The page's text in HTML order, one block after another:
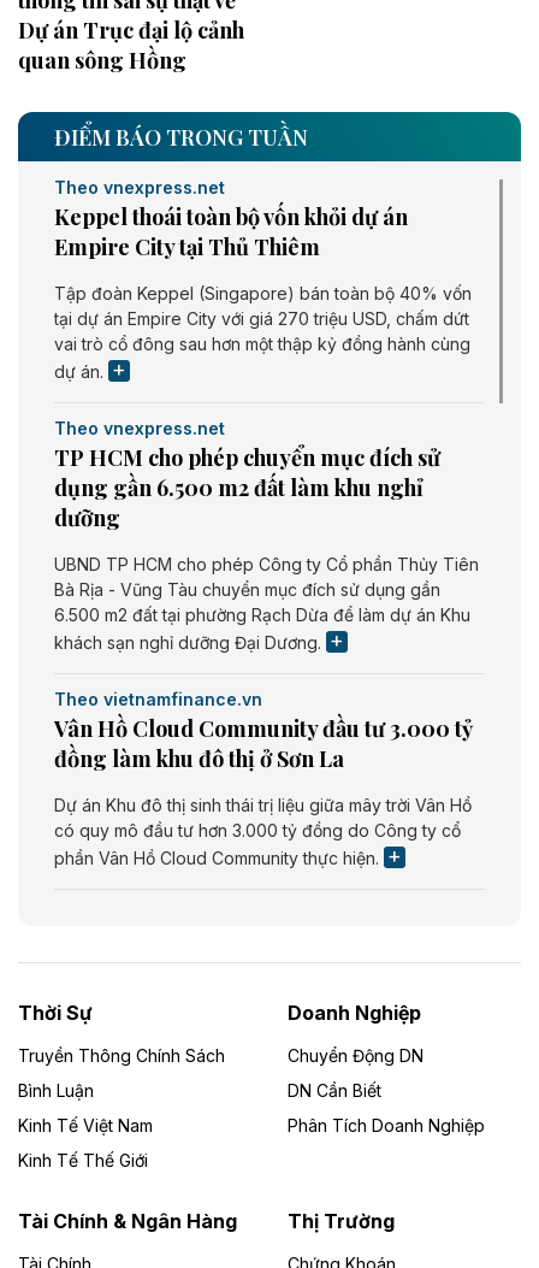
Dự án Trục đại lộ cảnh
quan sông Hồng
ĐIỂM BÁO TRONG TUẦN
Theo vnexpress.net
Keppel thoái toàn bộ vốn khỏi dự án
Empire City tại Thủ Thiêm
Tập đoàn Keppel (Singapore) bán toàn bộ 40% vốn
tại dự án Empire City với giá 270 triệu USD, chấm dứt
vai trò cổ đông sau hơn một thập kỷ đồng hành cùng
dự án.
Theo vnexpress.net
TP HCM cho phép chuyển mục đích sử
dụng gần 6.500 m2 đất làm khu nghỉ
dưỡng
UBND TP HCM cho phép Công ty Cổ phần Thủy Tiên
Bà Rịa - Vũng Tàu chuyển mục đích sử dụng gần
6.500 m2 đất tại phường Rạch Dừa để làm dự án Khu
khách sạn nghỉ dưỡng Đại Dương.
Theo vietnamfinance.vn
Vân Hồ Cloud Community đầu tư 3.000 tỷ
đồng làm khu đô thị ở Sơn La
Dự án Khu đô thị sinh thái trị liệu giữa mây trời Vân Hồ
có quy mô đầu tư hơn 3.000 tỷ đồng do Công ty cổ
phần Vân Hồ Cloud Community thực hiện.
Dự án Nhà máy xử lý rác và phát điện Bắc Giang do
Công ty TNHH Năng lượng môi trường Bắc Giang làm
Theo vietnamfinance.vn
Đức Long Gia Lai mở rộng ‘hệ sinh thái’
Lai
Thời Sự
Truyền Thông Chính Sách
Bình Luận
Kinh Tế Việt Nam
Kinh Tế Thế Giới
Doanh Nghiệp
Chuyển Động DN
DN Cần Biết
Phân Tích Doanh Nghiệp
Tài Chính & Ngân Hàng
Tài Chính
Thị Trường
Chứng Khoán